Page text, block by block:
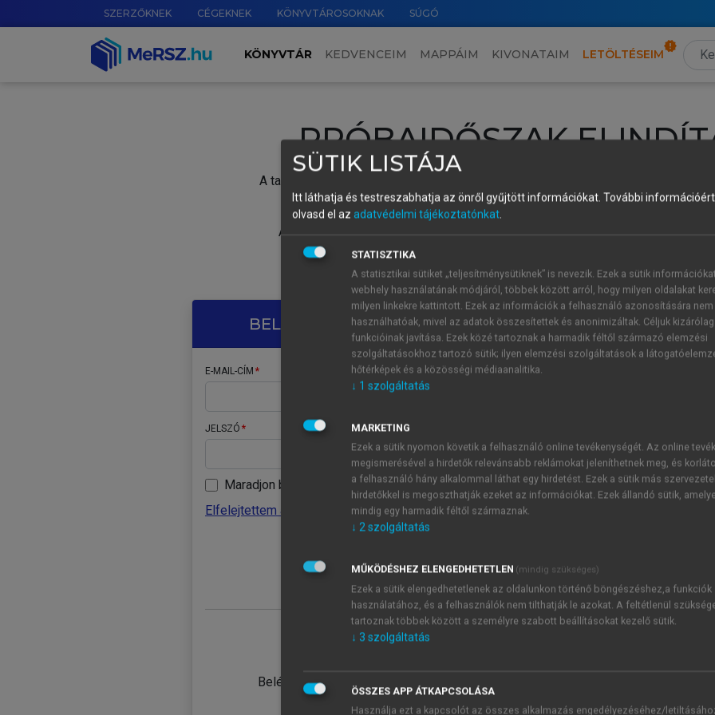
SZERZŐKNEK CÉGEKNEK KÖNYVTÁROSOKNAK SÚGÓ
KÖNYVTÁR KEDVENCEIM MAPPÁIM KIVONATAIM LETÖLTÉSEIM
PRÓBAIDŐSZAK
A tartalom megtekintéséhez lépj be a saját fiókoddal, iskolai azonosítóddal vagy
Új felhasználóként1 óra díjmentes hozzáférésrevagy
A próbaidőszak elindításához,
vagy hozz
A regisztráció után a
BELÉPÉS SAJÁT FIÓKKAL
E-MAIL-CÍM
JELSZÓ
Maradjon belépve
Elfelejtettem a jelszavamat
Belépés intézményi azonosítóval
ÚJ FIÓK
1 óra
JELSZÓ
Kérek értesítést a MeRSZ
Kérek értesítést az
SÜTIK LISTÁJA
Itt láthatja és testreszabhatja az önről gyűjtött információkat. További
olvasd el az adatvédelmi tájékoztatónkat.
STATISZTIKA
A statisztikai sütiket „teljesítménysütiknek” is nevezik. Ezek a sütik
webhely használatának módjáról, többek között arról, hogy milyen oldalakat
milyen linkekre kattintott. Ezek az információk a felhasználó azonosítására nem
használhatóak, mivel az adatok összesítettek és anonimizáltak. Céljuk
funkcióinak javítása. Ezek közé tartoznak a harmadik féltől származó elemzési
szolgáltatásokhoz tartozó sütik; ilyen elemzési szolgáltatások a
hőtérképek és a közösségi médiaanalitika.
↓ 1 szolgáltatás
MARKETING
Ezek a sütik nyomon követik a felhasználó online tevékenységét. Az online
megismerésével a hirdetők relevánsabb reklámokat jeleníthetnek meg, és
a felhasználó hány alkalommal láthat egy hirdetést. Ezek a sütik más
hirdetőkkel is megoszthatják ezeket az információkat. Ezek állandó sütik,
mindig egy harmadik féltől származnak.
↓ 2szolgáltatás
MŰKÖDÉSHEZ ELENGEDHETETLEN (mindig szükséges)
Ezek a sütik elengedhetetlenek az oldalunkon történő böngészéshez,a funkciók
használatához, és a felhasználók nem tilthatják le azokat. A feltétlenül
tartoznak többek között a személyre szabott beállításokat kezelő sütik.
↓ 3 szolgáltatás
ÖSSZES APP ÁTKAPCSOLÁSA
Használja ezt a kapcsolót az összes alkalmazás engedélyezéséhez/